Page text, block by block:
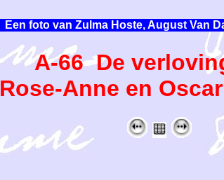
Een foto van Zulma Hoste, August Van
A-66 De
Rose-Anne en